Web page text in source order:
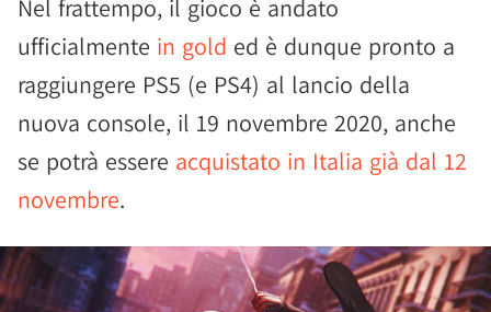
Nel frattempo, il gioco è andato
ufficialmente in gold ed è dunque pronto a
raggiungere PS5 (e PS4) al lancio della
nuova console, il 19 novembre 2020, anche
se potrà essere acquistato in Italia già dal 12
novembre.